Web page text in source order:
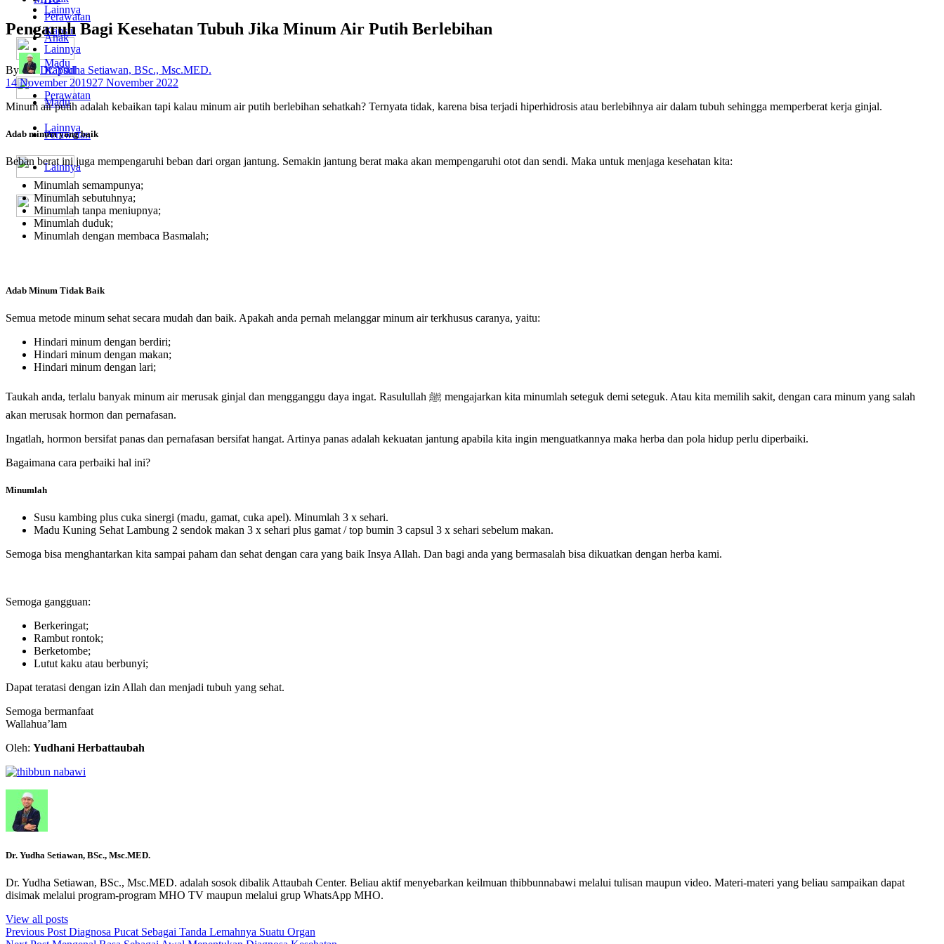
Lainnya
Perawatan
Lainnya
Kapsul
Madu
Perawatan
Lainnya
Anak
Kapsul
Madu
Perawatan
Lainnya
Pengaruh Bagi Kesehatan Tubuh Jika Minum Air Putih Berlebihan
By
Dr. Yudha Setiawan, BSc., Msc.MED.
14 November 201927 November 2022
Minum air putih adalah kebaikan tapi kalau minum air putih berlebihan sehatkah? Ternyata tidak, karena bisa terjadi hiperhidrosis atau berlebihnya air dalam tubuh sehingga memperberat kerja ginjal.
Adab minum yang baik
Beban berat ini juga mempengaruhi beban dari organ jantung. Semakin jantung berat maka akan mempengaruhi otot dan sendi. Maka untuk menjaga kesehatan kita:
Minumlah semampunya;
Minumlah sebutuhnya;
Minumlah tanpa meniupnya;
Minumlah duduk;
Minumlah dengan membaca Basmalah;
Adab Minum Tidak Baik
Semua metode minum sehat secara mudah dan baik. Apakah anda pernah melanggar minum air terkhusus caranya, yaitu:
Hindari minum dengan berdiri;
Hindari minum dengan makan;
Hindari minum dengan lari;
Taukah anda, terlalu banyak minum air merusak ginjal dan mengganggu daya ingat. Rasulullah ﷺ mengajarkan kita minumlah seteguk demi seteguk. Atau kita memilih sakit, dengan cara minum yang salah
akan merusak hormon dan pernafasan.
Ingatlah, hormon bersifat panas dan pernafasan bersifat hangat. Artinya panas adalah kekuatan jantung apabila kita ingin menguatkannya maka herba dan pola hidup perlu diperbaiki.
Bagaimana cara perbaiki hal ini?
Minumlah
Susu kambing plus cuka sinergi (madu, gamat, cuka apel). Minumlah 3 x sehari.
Madu Kuning Sehat Lambung 2 sendok makan 3 x sehari plus gamat / top bumin 3 capsul 3 x sehari sebelum makan.
Semoga bisa menghantarkan kita sampai paham dan sehat dengan cara yang baik Insya Allah. Dan bagi anda yang bermasalah bisa dikuatkan dengan herba kami.
Semoga gangguan:
Berkeringat;
Rambut rontok;
Berketombe;
Lutut kaku atau berbunyi;
Dapat teratasi dengan izin Allah dan menjadi tubuh yang sehat.
Semoga bermanfaat
Wallahua’lam
Oleh: Yudhani Herbattaubah
Dr. Yudha Setiawan, BSc., Msc.MED.
Dr. Yudha Setiawan, BSc., Msc.MED. adalah sosok dibalik Attaubah Center. Beliau aktif menyebarkan keilmuan thibbunnabawi melalui tulisan maupun video. Materi-materi yang beliau sampaikan dapat
disimak melalui program-program MHO TV maupun melalui grup WhatsApp MHO.
View all posts
Previous Post Diagnosa Pucat Sebagai Tanda Lemahnya Suatu Organ